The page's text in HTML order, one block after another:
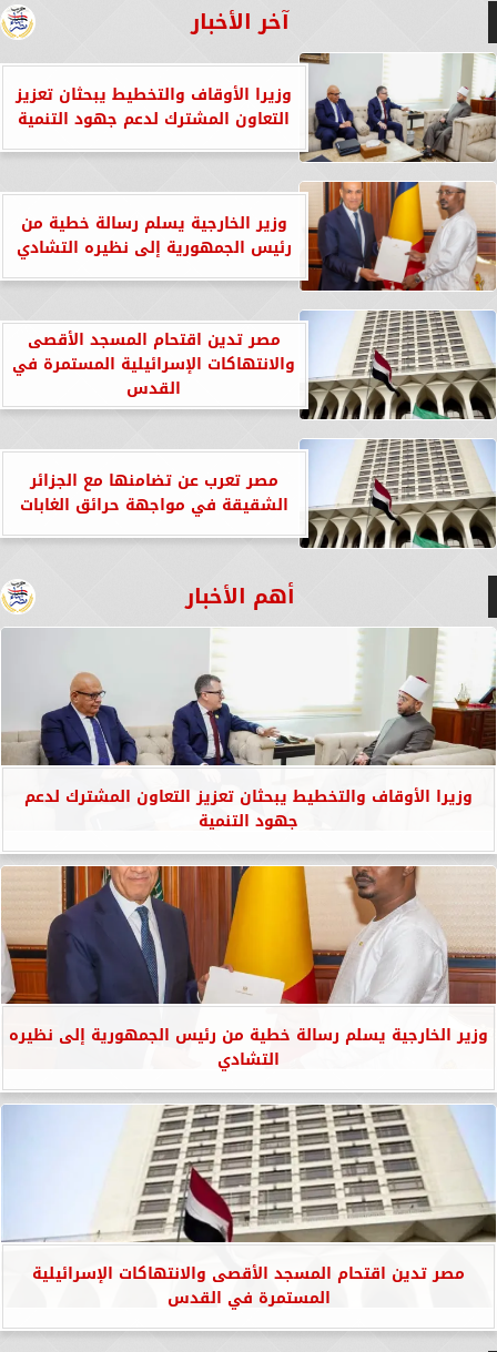
آخر الأخبار
وزيرا الأوقاف والتخطيط يبحثان تعزيز
التعاون المشترك لدعم جهود التنمية
وزير الخارجية يسلم رسالة خطية من
رئيس الجمهورية إلى نظيره التشادي
مصر تدين اقتحام المسجد الأقصى
والانتهاكات الإسرائيلية المستمرة في
القدس
مصر تعرب عن تضامنها مع الجزائر
الشقيقة في مواجهة حرائق الغابات
أهم الأخبار
وزيرا الأوقاف والتخطيط يبحثان تعزيز التعاون المشترك لدعم
جهود التنمية
وزير الخارجية يسلم رسالة خطية من رئيس الجمهورية إلى نظيره
التشادي
مصر تدين اقتحام المسجد الأقصى والانتهاكات الإسرائيلية
المستمرة في القدس